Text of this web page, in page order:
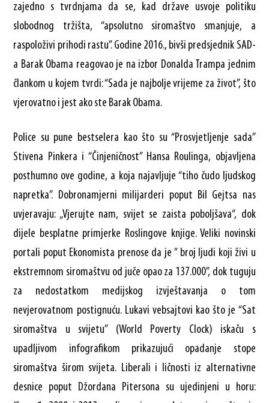
zajedno s tvrdnjama da se, kad države usvoje politiku
slobodnog tržišta, “apsolutno siromaštvo smanjuje, a
raspoloživi prihodi rastu”. Godine 2016., bivši predsjednik SAD-
a Barak Obama reagovao je na izbor Donalda Trampa jednim
člankom u kojem tvrdi: “Sada je najbolje vrijeme za život”, što
vjerovatno i jest ako ste Barak Obama.
Police su pune bestselera kao što su “Prosvjetljenje sada”
Stivena Pinkera i “Činjeničnost” Hansa Roulinga, objavljena
posthumno ove godine, a koja najavljuje “tiho čudo ljudskog
napretka”. Dobronamjerni milijarderi poput Bil Gejtsa nas
uvjeravaju: „Vjerujte nam, svijet se zaista poboljšava“, dok
dijele besplatne primjerke Roslingove knjige. Veliki novinski
portali poput Ekonomista prenose da je ” broj ljudi koji živi u
ekstremnom siromaštvu od juče opao za 137.000”, dok tuguju
za nedostatkom medijskog izvještavanja o tom
nevjerovatnom postignuću. Lukavi vebsajtovi kao što je “Sat
siromaštva u svijetu” (World Poverty Clock) iskaču s
upadljivom infografikom prikazujući opadanje stope
siromaštva širom svijeta. Liberali i ličnosti iz alternativne
desnice poput Džordana Pitersona su ujedinjeni u horu: